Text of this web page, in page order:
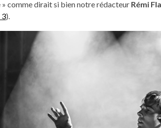
» comme dirait si bien notre rédacteur Rémi
3).